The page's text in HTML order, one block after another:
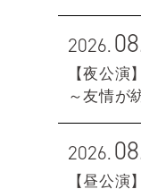
2026.
【夜公演
～友情が
2026.
【昼公演